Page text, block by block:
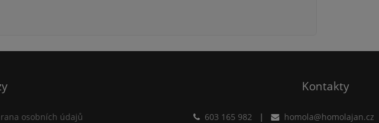
osobních údajů
Kontakty
603 165 982 | homola@homolajan.cz